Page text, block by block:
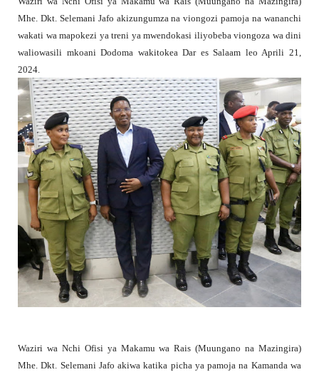
Mhe. Dkt. Selemani Jafo akizungumza na viongozi pamoja na wananchi
wakati wa mapokezi ya treni ya mwendokasi iliyobeba viongoza wa dini
waliowasili mkoani Dodoma wakitokea Dar es Salaam leo Aprili 21,
2024.
Waziri wa Nchi Ofisi ya Makamu wa Rais (Muungano na Mazingira)
Mhe. Dkt. Selemani Jafo akiwa katika picha ya pamoja na Kamanda wa